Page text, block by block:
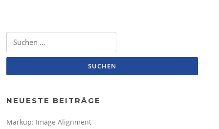
nach:
NEUESTE BEITRÄGE
Markup: Image Alignment